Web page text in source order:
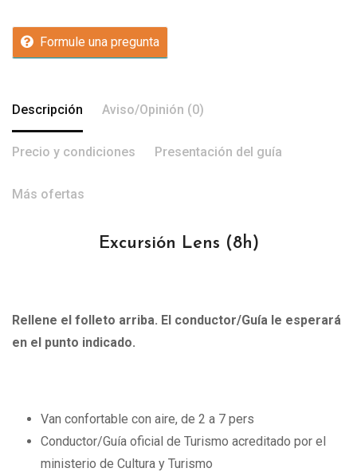
Formule una pregunta
Descripción Aviso/Opinión (0)
Precio y condiciones Presentación del guía
Más ofertas
Excursión Lens (8h)
Rellene el folleto arriba. El conductor/Guía le esperará
en el punto indicado.
Van confortable con aire, de 2 a 7 pers
Conductor/Guía oficial de Turismo acreditado por el
ministerio de Cultura y Turismo